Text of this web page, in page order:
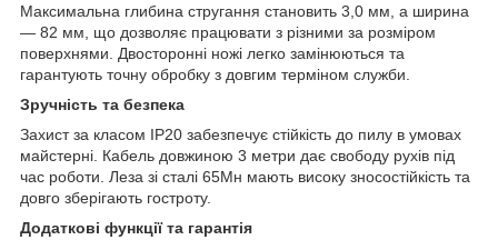
Максимальна глибина стругання становить 3,0 мм, а ширина
— 82 мм, що дозволяє працювати з різними за розміром
поверхнями. Двосторонні ножі легко замінюються та
гарантують точну обробку з довгим терміном служби.
Зручність та безпека
Захист за класом IP20 забезпечує стійкість до пилу в умовах
майстерні. Кабель довжиною 3 метри дає свободу рухів під
час роботи. Леза зі сталі 65Мн мають високу зносостійкість та
довго зберігають гостроту.
Додаткові функції та гарантія